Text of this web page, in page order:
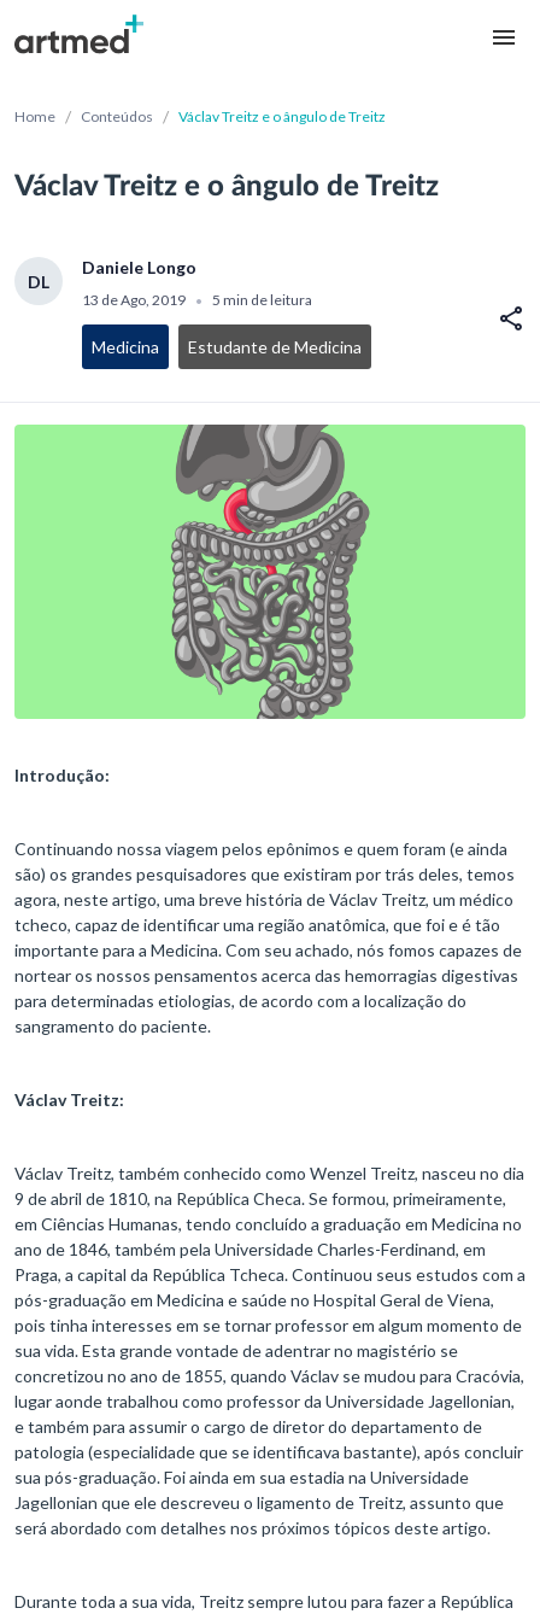
Home / Conteúdos / Václav Treitz e o ângulo de Treitz
Václav Treitz e o ângulo de Treitz
DL
Daniele Longo
13 de Ago, 2019 • 5 min de leitura
Medicina Estudante de Medicina
Introdução:
Continuando nossa viagem pelos epônimos e quem foram (e ainda
são) os grandes pesquisadores que existiram por trás deles, temos
agora, neste artigo, uma breve história de Václav Treitz, um médico
tcheco, capaz de identificar uma região anatômica, que foi e é tão
importante para a Medicina. Com seu achado, nós fomos capazes de
nortear os nossos pensamentos acerca das hemorragias digestivas
para determinadas etiologias, de acordo com a localização do
sangramento do paciente.
Václav Treitz:
Václav Treitz, também conhecido como Wenzel Treitz, nasceu no dia
9 de abril de 1810, na República Checa. Se formou, primeiramente,
em Ciências Humanas, tendo concluído a graduação em Medicina no
ano de 1846, também pela Universidade Charles-Ferdinand, em
Praga, a capital da República Tcheca. Continuou seus estudos com a
pós-graduação em Medicina e saúde no Hospital Geral de Viena,
pois tinha interesses em se tornar professor em algum momento de
sua vida. Esta grande vontade de adentrar no magistério se
concretizou no ano de 1855, quando Václav se mudou para Cracóvia,
lugar aonde trabalhou como professor da Universidade Jagellonian,
e também para assumir o cargo de diretor do departamento de
patologia (especialidade que se identificava bastante), após concluir
sua pós-graduação. Foi ainda em sua estadia na Universidade
Jagellonian que ele descreveu o ligamento de Treitz, assunto que
será abordado com detalhes nos próximos tópicos deste artigo.
Durante toda a sua vida, Treitz sempre lutou para fazer a República